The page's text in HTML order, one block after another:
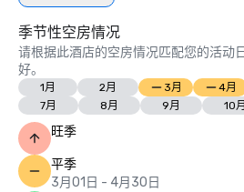
季节性空房情况
请根据此酒店的空房情况匹配您的活动
好。
1月 2月 3月 4月
7月
8月 9月 10月
旺季
平季
3月01日 - 4月30日